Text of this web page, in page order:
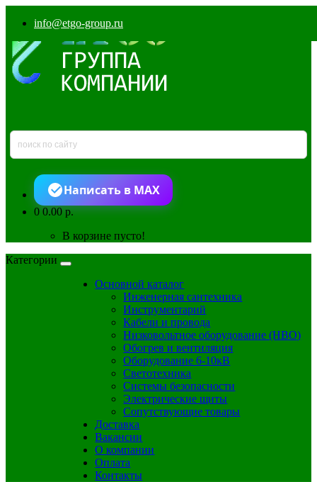
info@etgo-group.ru
Написать в MAX
00.00 р.
В корзине пусто!
Категории
Основной каталог
Инженерная сантехника
Инструментарий
Кабели и провода
Низковольтное оборудование (НВО)
Обогрев и вентиляция
Оборудование 6-10кВ
Светотехника
Системы безопасности
Электрические щиты
Сопутствующие товары
Доставка
Вакансии
О компании
Оплата
Контакты